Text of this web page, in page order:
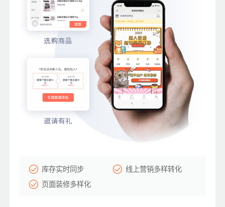
库存实时同步
线上营销多样转化
页面装修多样化